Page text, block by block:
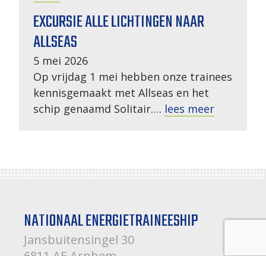
EXCURSIE ALLE LICHTINGEN NAAR
ALLSEAS
5 mei 2026
Op vrijdag 1 mei hebben onze trainees
kennisgemaakt met Allseas en het
schip genaamd Solitair.… lees meer
NATIONAAL ENERGIETRAINEESHIP
Jansbuitensingel 30